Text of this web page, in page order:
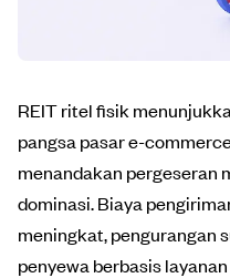
REIT ritel fisik
pangsa pasar e-
menandakan pergeseran
dominasi. Biaya
meningkat, pengurangan
penyewa berbasis